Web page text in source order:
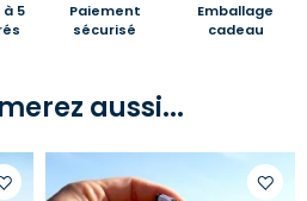
à 5
Paiement
sécurisé
Emballage
cadeau
aussi...